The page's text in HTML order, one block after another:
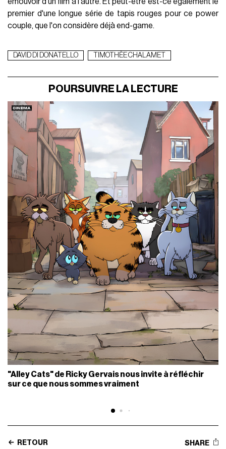
émouvoir d'un film à l'autre. Et peut-être est-ce également le
premier d'une longue série de tapis rouges pour ce power
couple, que l'on considère déjà end-game.
DAVID DI DONATELLO TIMOTHÈE CHALAMET
POURSUIVRE LA LECTURE
"Alley Cats" de Ricky Gervais nous invite à réfléchir
sur ce que nous sommes vraiment
RETOUR SHARE